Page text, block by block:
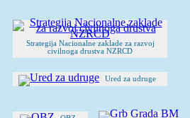
Strategija Nacionalne zaklade za razvoj
civilnoga drustva NZRCD
Ured za udruge